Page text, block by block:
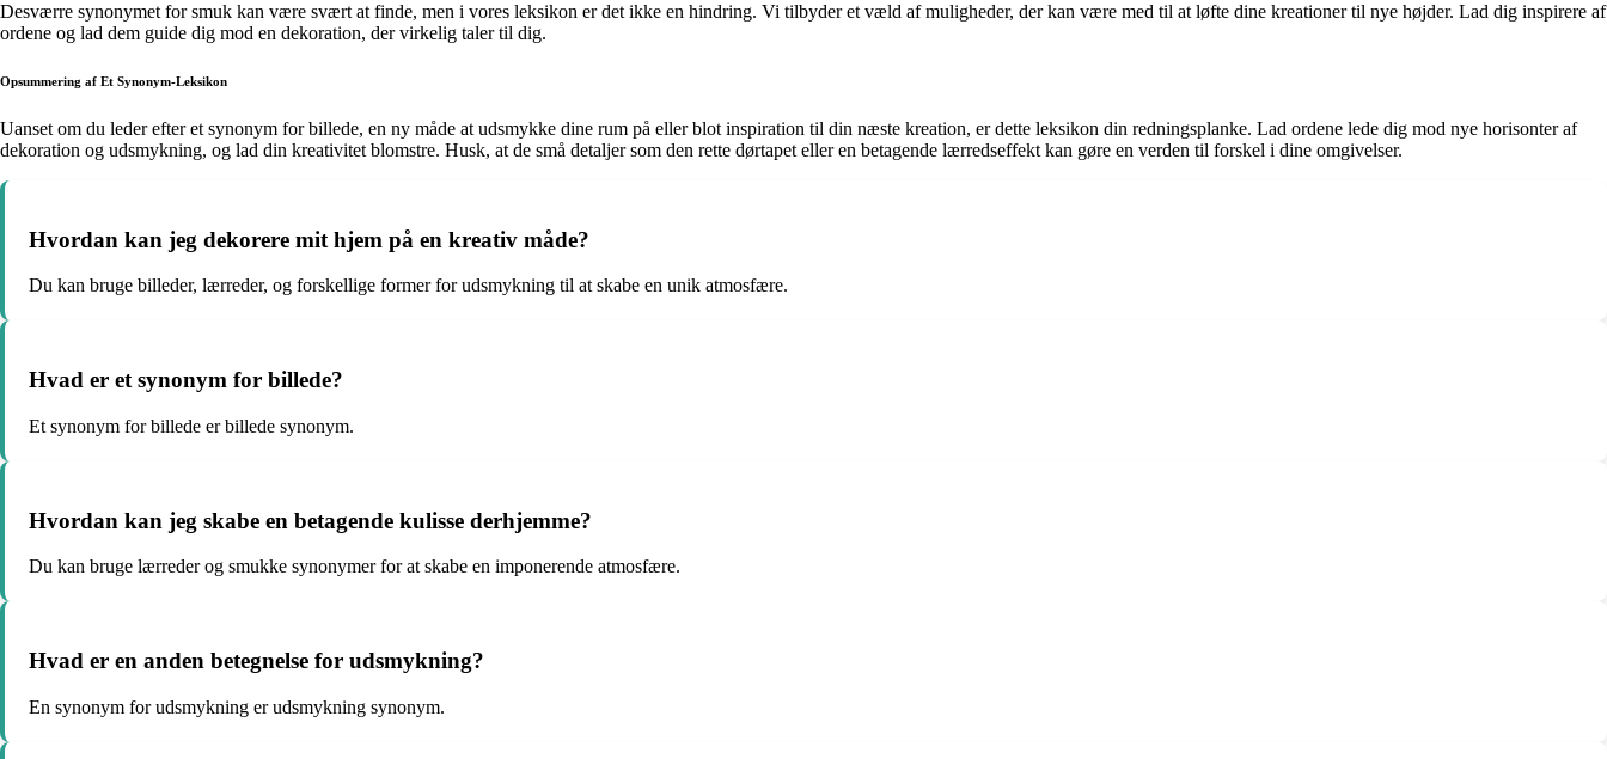
Desværre synonymet for smuk kan være svært at finde, men i vores leksikon er det ikke en hindring. Vi tilbyder et væld af muligheder, der kan være med til at løfte dine kreationer til nye højder. Lad dig inspirere af
ordene og lad dem guide dig mod en dekoration, der virkelig taler til dig.
Opsummering af Et Synonym-Leksikon
Uanset om du leder efter et synonym for billede, en ny måde at udsmykke dine rum på eller blot inspiration til din næste kreation, er dette leksikon din redningsplanke. Lad ordene lede dig mod nye horisonter af
dekoration og udsmykning, og lad din kreativitet blomstre. Husk, at de små detaljer som den rette dørtapet eller en betagende lærredseffekt kan gøre en verden til forskel i dine omgivelser.
Hvordan kan jeg dekorere mit hjem på en kreativ måde?
Du kan bruge billeder, lærreder, og forskellige former for udsmykning til at skabe en unik atmosfære.
Hvad er et synonym for billede?
Et synonym for billede er billede synonym.
Hvordan kan jeg skabe en betagende kulisse derhjemme?
Du kan bruge lærreder og smukke synonymer for at skabe en imponerende atmosfære.
Hvad er en anden betegnelse for udsmykning?
En synonym for udsmykning er udsmykning synonym.